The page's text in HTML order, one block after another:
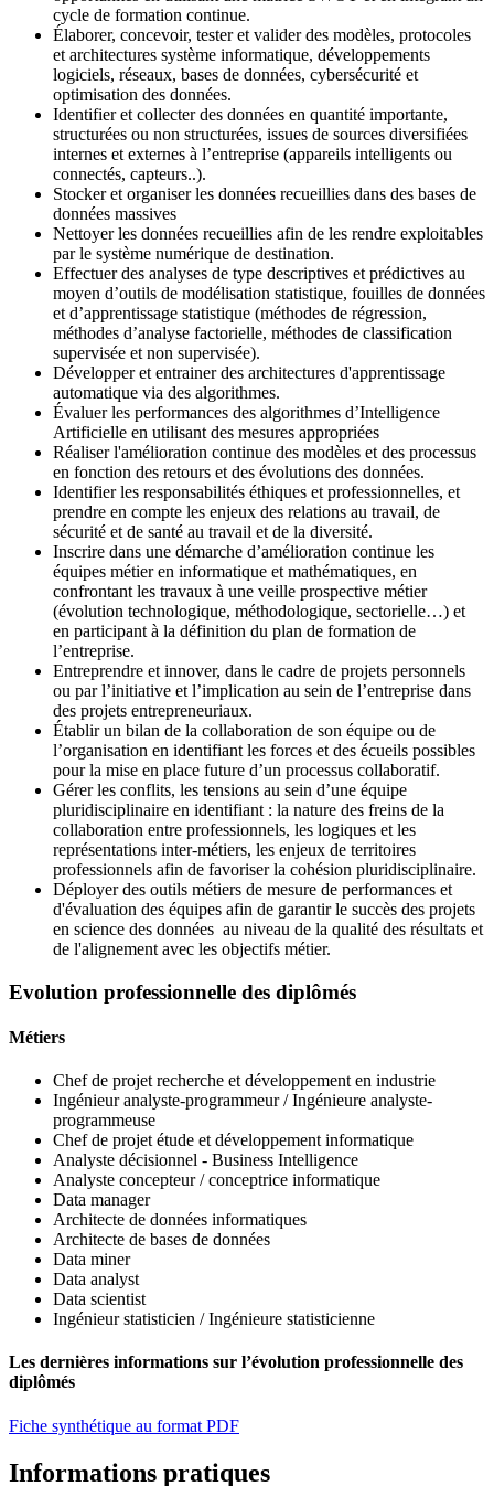
cycle de formation continue.
Élaborer, concevoir, tester et valider des modèles, protocoles
et architectures système informatique, développements
logiciels, réseaux, bases de données, cybersécurité et
optimisation des données.
Identifier et collecter des données en quantité importante,
structurées ou non structurées, issues de sources diversifiées
internes et externes à l’entreprise (appareils intelligents ou
connectés, capteurs..).
Stocker et organiser les données recueillies dans des bases de
données massives
Nettoyer les données recueillies afin de les rendre exploitables
par le système numérique de destination.
Effectuer des analyses de type descriptives et prédictives au
moyen d’outils de modélisation statistique, fouilles de données
et d’apprentissage statistique (méthodes de régression,
méthodes d’analyse factorielle, méthodes de classification
supervisée et non supervisée).
Développer et entrainer des architectures d'apprentissage
automatique via des algorithmes.
Évaluer les performances des algorithmes d’Intelligence
Artificielle en utilisant des mesures appropriées
Réaliser l'amélioration continue des modèles et des processus
en fonction des retours et des évolutions des données.
Identifier les responsabilités éthiques et professionnelles, et
prendre en compte les enjeux des relations au travail, de
sécurité et de santé au travail et de la diversité.
Inscrire dans une démarche d’amélioration continue les
équipes métier en informatique et mathématiques, en
confrontant les travaux à une veille prospective métier
(évolution technologique, méthodologique, sectorielle…) et
en participant à la définition du plan de formation de
l’entreprise.
Entreprendre et innover, dans le cadre de projets personnels
ou par l’initiative et l’implication au sein de l’entreprise dans
des projets entrepreneuriaux.
Établir un bilan de la collaboration de son équipe ou de
l’organisation en identifiant les forces et des écueils possibles
pour la mise en place future d’un processus collaboratif.
Gérer les conflits, les tensions au sein d’une équipe
pluridisciplinaire en identifiant : la nature des freins de la
collaboration entre professionnels, les logiques et les
représentations inter-métiers, les enjeux de territoires
professionnels afin de favoriser la cohésion pluridisciplinaire.
Déployer des outils métiers de mesure de performances et
d'évaluation des équipes afin de garantir le succès des projets
en science des données au niveau de la qualité des résultats et
de l'alignement avec les objectifs métier.
Evolution professionnelle des diplômés
Métiers
Chef de projet recherche et développement en industrie
Ingénieur analyste-programmeur / Ingénieure analyste-
programmeuse
Chef de projet étude et développement informatique
Analyste décisionnel - Business Intelligence
Analyste concepteur / conceptrice informatique
Data manager
Architecte de données informatiques
Architecte de bases de données
Data miner
Data analyst
Data scientist
Ingénieur statisticien / Ingénieure statisticienne
Les dernières informations sur l’évolution professionnelle des
diplômés
Fiche synthétique au format PDF
Informations pratiques